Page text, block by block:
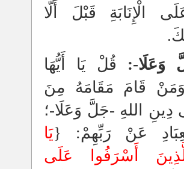
الْإِنَابَةِ قَبْلَ أَلَّا
وَعَلَا-: قُلْ يَا أَيُّهَا
قَامَ مَقَامَهُ مِنَ
دِينِ اللهِ -جَلَّ وَعَلَا-؛
عَنْ رَبِّهِمْ: {يَا
أَسْرَفُوا عَلَى